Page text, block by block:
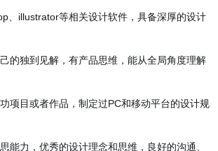
、illustrator等相关设计软件，具备深厚的设计
的独到见解，有产品思维，能从全局角度理解
项目或者作品，制定过PC和移动平台的设计规
能力，优秀的设计理念和思维，良好的沟通、